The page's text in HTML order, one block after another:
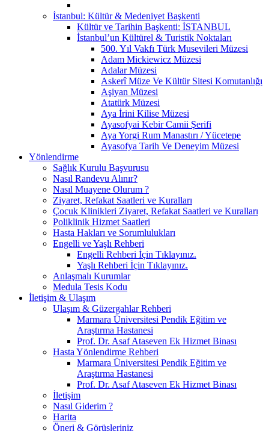
İstanbul: Kültür & Medeniyet Başkenti
Kültür ve Tarihin Başkenti: İSTANBUL
İstanbul’un Kültürel & Turistik Noktaları
500. Yıl Vakfı Türk Musevileri Müzesi
Adam Mickiewicz Müzesi
Adalar Müzesi
Askerî Müze Ve Kültür Sitesi Komutanlığı
Aşiyan Müzesi
Atatürk Müzesi
Aya İrini Kilise Müzesi
Ayasofyai Kebir Camii Şerifi
Aya Yorgi Rum Manastırı / Yücetepe
Ayasofya Tarih Ve Deneyim Müzesi
Yönlendirme
Sağlık Kurulu Başvurusu
Nasıl Randevu Alınır?
Nasıl Muayene Olurum ?
Ziyaret, Refakat Saatleri ve Kuralları
Çocuk Klinikleri Ziyaret, Refakat Saatleri ve Kuralları
Poliklinik Hizmet Saatleri
Hasta Hakları ve Sorumlulukları
Engelli ve Yaşlı Rehberi
Engelli Rehberi İçin Tıklayınız.
Yaşlı Rehberi İçin Tıklayınız.
Anlaşmalı Kurumlar
Medula Tesis Kodu
İletişim & Ulaşım
Ulaşım & Güzergahlar Rehberi
Marmara Üniversitesi Pendik Eğitim ve
Araştırma Hastanesi
Prof. Dr. Asaf Ataseven Ek Hizmet Binası
Hasta Yönlendirme Rehberi
Marmara Üniversitesi Pendik Eğitim ve
Araştırma Hastanesi
Prof. Dr. Asaf Ataseven Ek Hizmet Binası
İletişim
Nasıl Giderim ?
Harita
Öneri & Görüşleriniz